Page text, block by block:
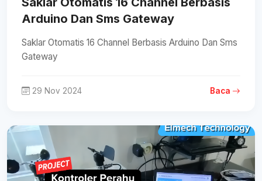
Arduino Dan Sms Gateway
Saklar Otomatis 16 Channel Berbasis Arduino Dan Sms
Gateway
29 Nov 2024 Baca